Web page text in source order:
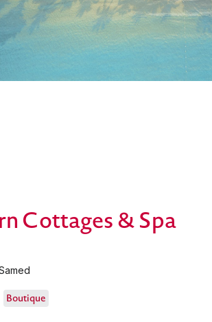
Cottages & Spa
Boutique